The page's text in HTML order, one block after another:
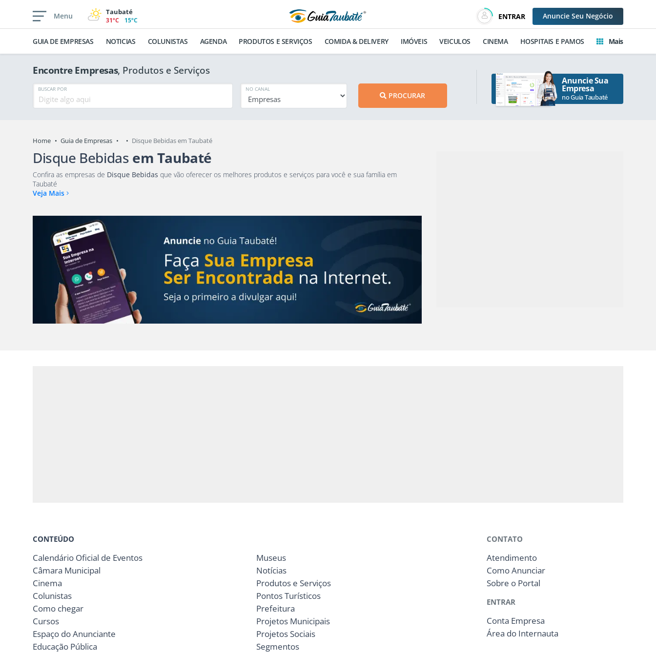
Menu Taubaté
31ºC 15ºC ENTRAR Anuncie Seu Negócio
GUIA DE EMPRESAS NOTICIAS COLUNISTAS AGENDA PRODUTOS E SERVIÇOS COMIDA & DELIVERY IMÓVEIS VEICULOS CINEMA HOSPITAIS E PAMOS Mais
Encontre Empresas, Produtos e Serviços
BUSCAR POR NO CANAL
PROCURAR
Anuncie Sua
Empresa
no Guia Taubaté
Home Guia de Empresas Disque Bebidas em Taubaté
Disque Bebidas em Taubaté
Confira as empresas de Disque Bebidas que vão oferecer os melhores produtos e serviços para você e sua família em
Taubaté
Veja Mais
CONTEÚDO
Calendário Oficial de Eventos
Câmara Municipal
Cinema
Colunistas
Como chegar
Cursos
Espaço do Anunciante
Educação Pública
Museus
Notícias
Produtos e Serviços
Pontos Turísticos
Prefeitura
Projetos Municipais
Projetos Sociais
Segmentos
CONTATO
Atendimento
Como Anunciar
Sobre o Portal
ENTRAR
Conta Empresa
Área do Internauta